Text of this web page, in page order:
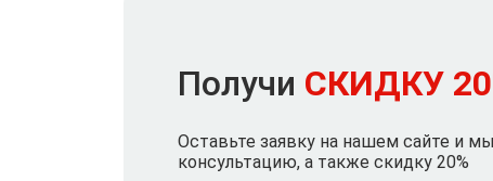
Получи СКИДКУ
Оставьте заявку на нашем сайте и
консультацию, а также скидку 20%